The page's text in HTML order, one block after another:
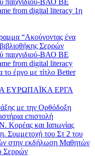
from digital literacy 1η
“Ακούγοντας ένα
Σερρών
παιχνιδιού-ΒΑΟ BE
from digital literacy
το έργο με τίτλο Better
ΕΥΡΩΠΑΪΚΑ ΕΡΓΑ
με την Ορθόδοξη
επιστολή
Κορέας και Ιαπωνίας
Συμμετοχή του Στ 2 του
στην εκδήλωση Μαθητών
Σερρών